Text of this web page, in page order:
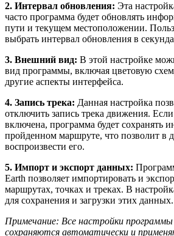
2. Интервал обновления: Эта
часто программа будет обновлять
пути и текущем местоположении.
выбрать интервал обновления в
3. Внешний вид: В этой настройке
вид программы, включая цветовую
другие аспекты интерфейса.
4. Запись трека: Данная настройка
отключить запись трека движения. Если
включена, программа будет сохранять
пройденном маршруте, что позволит в
воспроизвести его.
5. Импорт и экспорт данных:
Earth позволяет импортировать и
маршрутах, точках и треках. В
для сохранения и загрузки этих данных.
Примечание: Все настройки
сохраняются автоматически и